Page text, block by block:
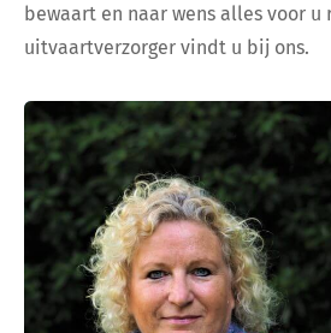
bewaart en naar wens alles voor u
uitvaartverzorger vindt u bij ons.